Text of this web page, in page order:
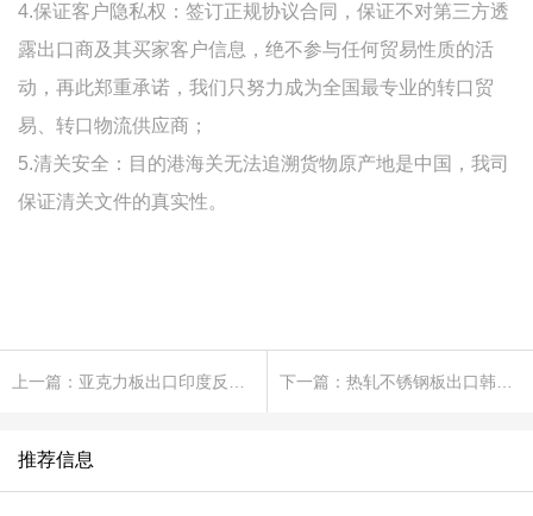
4.保证客户隐私权：签订正规协议合同，保证不对第三方透
露出口商及其买家客户信息，绝不参与任何贸易性质的活
动，再此郑重承诺，我们只努力成为全国最专业的转口贸
易、转口物流供应商；
5.清关安全：目的港海关无法追溯货物原产地是中国，我司
保证清关文件的真实性。
上一篇：亚克力板出口印度反倾销怎么办？ 下一篇：热轧不锈钢板出口韩国反倾销怎么办？
推荐信息